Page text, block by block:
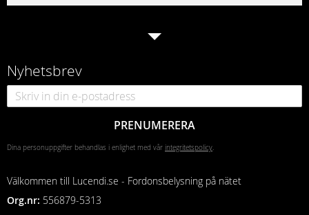
Nyhetsbrev
PRENUMERERA
Dina personuppgifter behandlas i enlighet med vår integritetspolicy.
Välkommen till Lucendi.se - Fordonsbelysning på nätet
Org.nr: 556879-5313